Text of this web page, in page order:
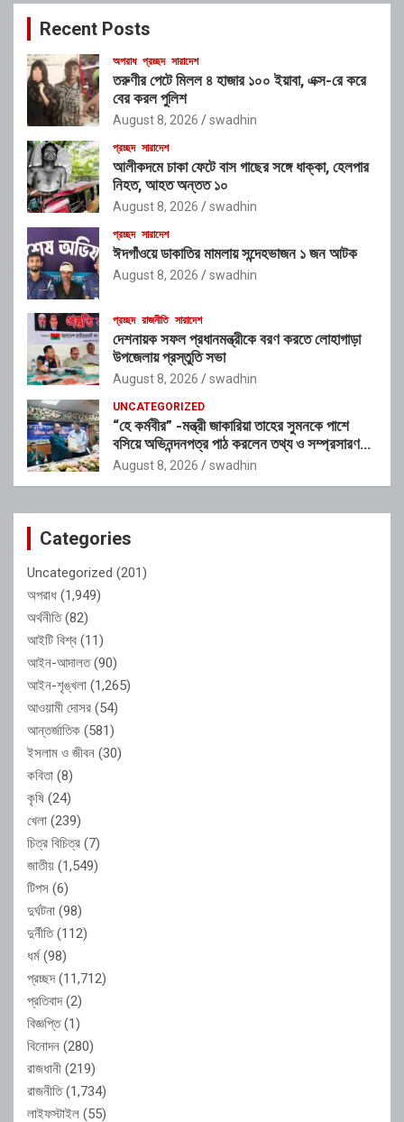
c
Recent Posts
অপরাধ প্রচ্ছদ সারাদেশ
তরুণীর পেটে মিলল ৪ হাজার ১০০ ইয়াবা, এক্স-রে করে
বের করল পুলিশ
August 8, 2026 swadhin
প্রচ্ছদ সারাদেশ
আলীকদমে চাকা ফেটে বাস গাছের সঙ্গে ধাক্কা, হেলপার
নিহত, আহত অন্তত ১০
August 8, 2026 swadhin
প্রচ্ছদ সারাদেশ
ঈদগাঁওয়ে ডাকাতির মামলায় সন্দেহভাজন ১ জন আটক
August 8, 2026 swadhin
প্রচ্ছদ রাজনীতি সারাদেশ
দেশনায়ক সফল প্রধানমন্ত্রীকে বরণ করতে লোহাগাড়া
উপজেলায় প্রস্তুতি সভা
August 8, 2026 swadhin
UNCATEGORIZED
“হে কর্মবীর” -মন্ত্রী জাকারিয়া তাহের সুমনকে পাশে
বসিয়ে অভিনন্দনপত্র পাঠ করলেন তথ্য ও সম্প্রসারণ
মন্ত্রণালয়ের ভারপ্রাপ্ত সচিব শাহ আলম
August 8, 2026 swadhin
Categories
Uncategorized (201)
অপরাধ (1,949)
অর্থনীতি(82)
আইটি বিশ্ব (11)
আইন-আদালত(90)
আইন-শৃঙ্খলা (1,265)
আওয়ামী দোসর (54)
আন্তর্জাতিক (581)
ইসলাম ও জীবন (30)
কবিতা (8)
কৃষি (24)
খেলা (239)
চিত্র বিচিত্র (7)
জাতীয় (1,549)
টিপস (6)
দুর্ঘটনা (98)
দুর্নীতি(112)
ধর্ম(98)
প্রচ্ছদ(11,712)
প্রতিবাদ(2)
বিজ্ঞপ্তি(1)
বিনোদন (280)
রাজধানী (219)
রাজনীতি(1,734)
লাইফস্টাইল (55)